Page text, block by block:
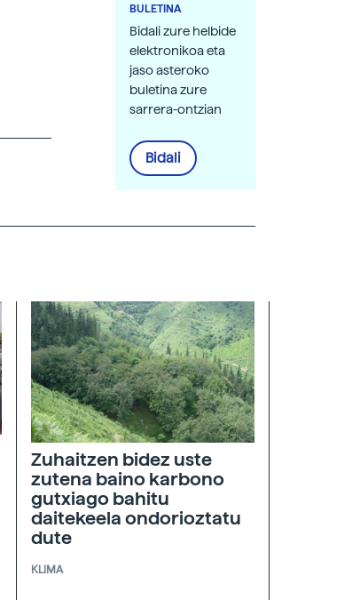
BULETINA
Bidali zure helbide
elektronikoa eta
jaso asteroko
buletina zure
sarrera-ontzian
Bidali
Zuhaitzen bidez uste
zutena baino karbono
gutxiago bahitu
daitekeela ondorioztatu
dute
KLIMA